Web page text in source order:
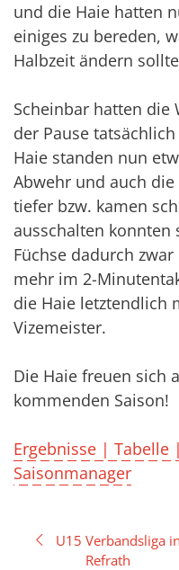
und die Haie hatten
einiges zu bereden,
Halbzeit ändern
Scheinbar hatten die
der Pause
Haie standen nun
Abwehr und auch
tiefer bzw. kamen
ausschalten konnten
Füchse dadurch
mehr im 2-
die Haie letztendlich
Vizemeister.
Die Haie freuen sich
kommenden Saison!
Ergebnisse | Tabelle
Saisonmanager
U15 Verbandsliga in
Refrath